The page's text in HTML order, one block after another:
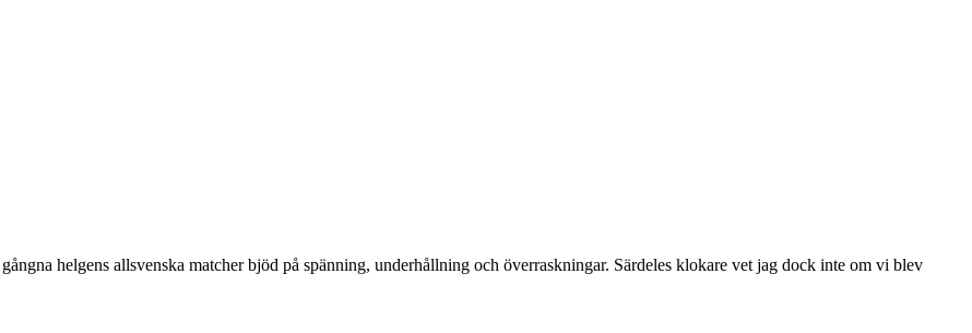
helgens allsvenska matcher bjöd på spänning, underhållning och överraskningar. Särdeles klokare vet jag dock inte om vi blev